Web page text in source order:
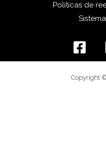
Políticas de
Copyright